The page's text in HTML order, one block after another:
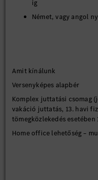
ig
Német, vagy angol
Amit kínálunk
Versenyképes alapbér
Komplex juttatási csomag
vakáció juttatás, 13. havi
tömegközlekedés esetében
Home office lehetőség –